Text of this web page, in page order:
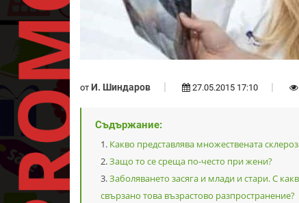
от И. Шиндаров 27.05.2015 17:10
Съдържание:
Какво представлява множествената
Защо то се среща по-често при жени?
Заболяването засяга и млади и стари. С
свързано това възрастово разпространение?